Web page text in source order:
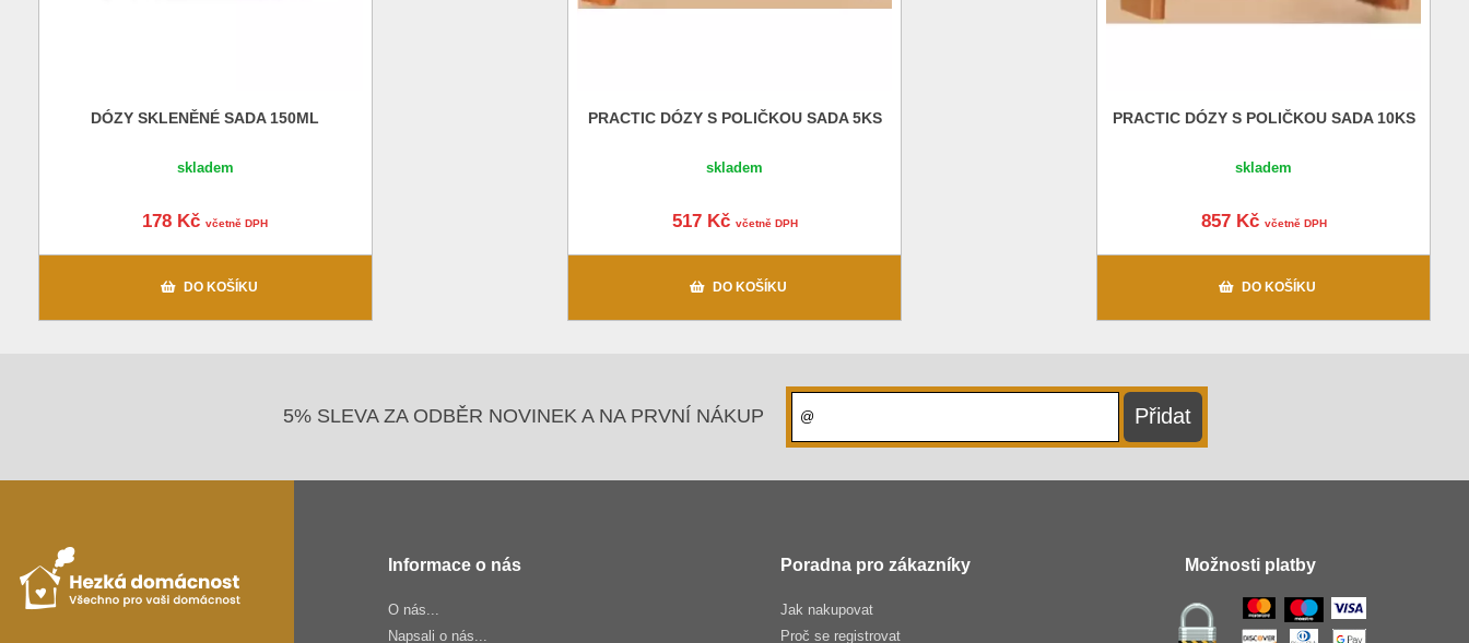
DÓZY SKLENĚNÉ SADA 150ML
skladem
178 Kčvčetně DPH
DO KOŠÍKU
PRACTIC DÓZY S POLIČKOU SADA 5KS
skladem
517 Kč včetně DPH
DO KOŠÍKU
PRACTIC DÓZY S POLIČKOU SADA 10KS
skladem
857 Kč včetně DPH
DO KOŠÍKU
5% SLEVA ZA ODBĚR NOVINEK A NA PRVNÍ NÁKUP
Informace o nás
O nás...
Napsali o nás...
Poradna pro zákazníky
Jak nakupovat
Proč se registrovat
Možnosti platby